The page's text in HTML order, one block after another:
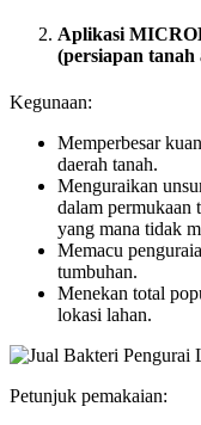
Aplikasi
(persiapan
Kegunaan:
Memperbesar
daerah tanah.
Menguraikan
dalam permukaan
yang mana tidak
Memacu
tumbuhan.
Menekan total
lokasi lahan.
Petunjuk pemakaian: